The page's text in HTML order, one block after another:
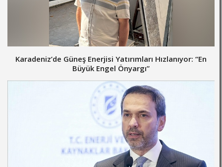
Karadeniz’de Güneş Enerjisi Yatırımları Hızlanıyor: “En
Büyük Engel Önyargı”